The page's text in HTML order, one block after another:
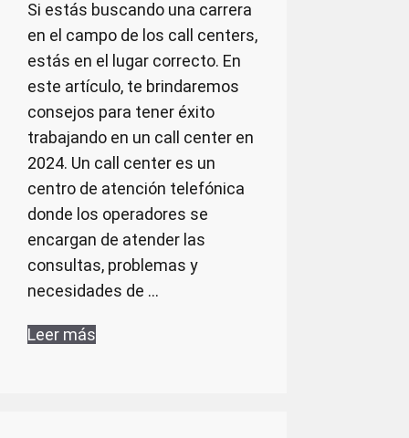
Si estás buscando una carrera
en el campo de los call centers,
estás en el lugar correcto. En
este artículo, te brindaremos
consejos para tener éxito
trabajando en un call center en
2024. Un call center es un
centro de atención telefónica
donde los operadores se
encargan de atender las
consultas, problemas y
necesidades de …
Leer más